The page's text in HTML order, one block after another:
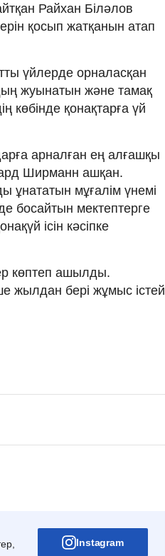
Райхан Біләлов
қосып жатқанын атап
үйлерде орналасқан
жуынатын және тамақ
көбінде қонақтарға үй
арналған ең алғашқы
Ширманн ашқан.
ұнататын мұғалім үнемі
босайтын мектептерге
ісін кәсіпке
көптеп ашылды.
жылдан бері жұмыс істей
Instagram